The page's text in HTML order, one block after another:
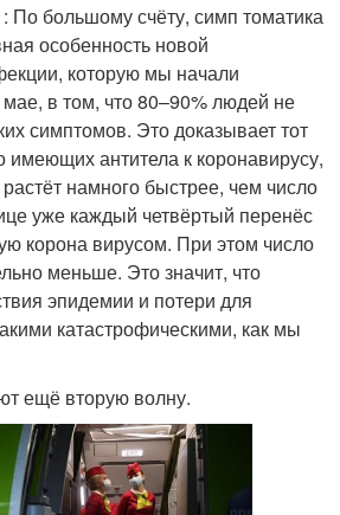
По большому счёту, симп томатика
особенность новой
которую мы начали
мае, в том, что 80–90% людей не
симптомов. Это доказывает тот
имеющих антитела к коронавирусу,
намного быстрее, чем число
уже каждый четвёртый перенёс
корона вирусом. При этом число
меньше. Это значит, что
эпидемии и потери для
катастрофическими, как мы
ещё вторую волну.